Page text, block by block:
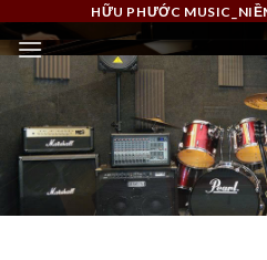
to
content
HỮU PHƯỚC